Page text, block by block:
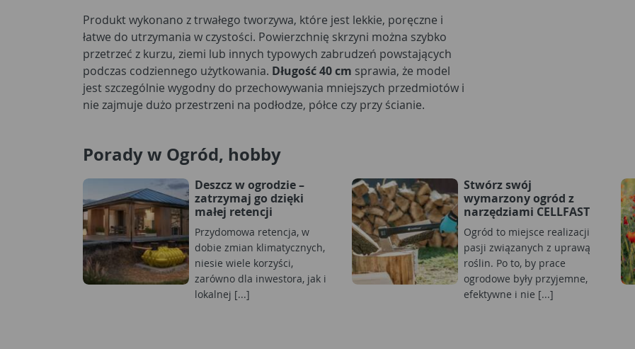
Produkt wykonano z trwałego tworzywa, które jest lekkie, poręczne i
łatwe do utrzymania w czystości. Powierzchnię skrzyni można szybko
przetrzeć z kurzu, ziemi lub innych typowych zabrudzeń powstających
podczas codziennego użytkowania. Długość 40 cm sprawia, że model
jest szczególnie wygodny do przechowywania mniejszych przedmiotów i
nie zajmuje dużo przestrzeni na podłodze, półce czy przy ścianie.
Porady w Ogród, hobby
Deszcz w ogrodzie –
zatrzymaj go dzięki
małej retencji
Przydomowa retencja, w
dobie zmian klimatycznych,
niesie wiele korzyści,
zarówno dla inwestora, jak i
lokalnej [...]
Stwórz swój
wymarzony ogród z
narzędziami CELLFAST
Ogród to miejsce realizacji
pasji związanych z uprawą
roślin. Po to, by prace
ogrodowe były przyjemne,
efektywne i nie [...]